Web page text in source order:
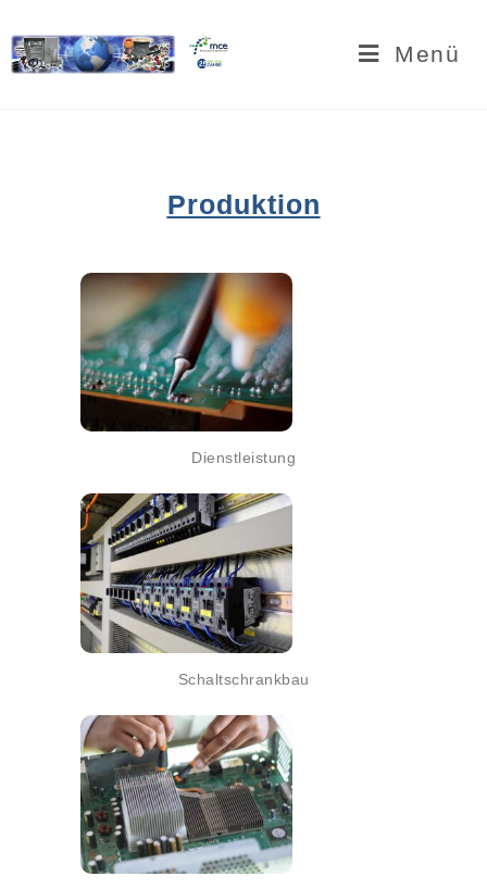
Menü
Produktion
Dienstleistung
Schaltschrankbau